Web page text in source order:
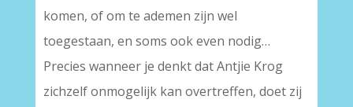
komen, of om te ademen zijn wel
toegestaan, en soms ook even nodig…
Precies wanneer je denkt dat Antjie Krog
zichzelf onmogelijk kan overtreffen, doet zij